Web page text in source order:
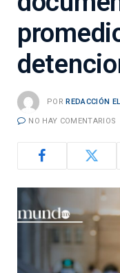
POR REDACCIÓN
NO HAY COMENTARIOS